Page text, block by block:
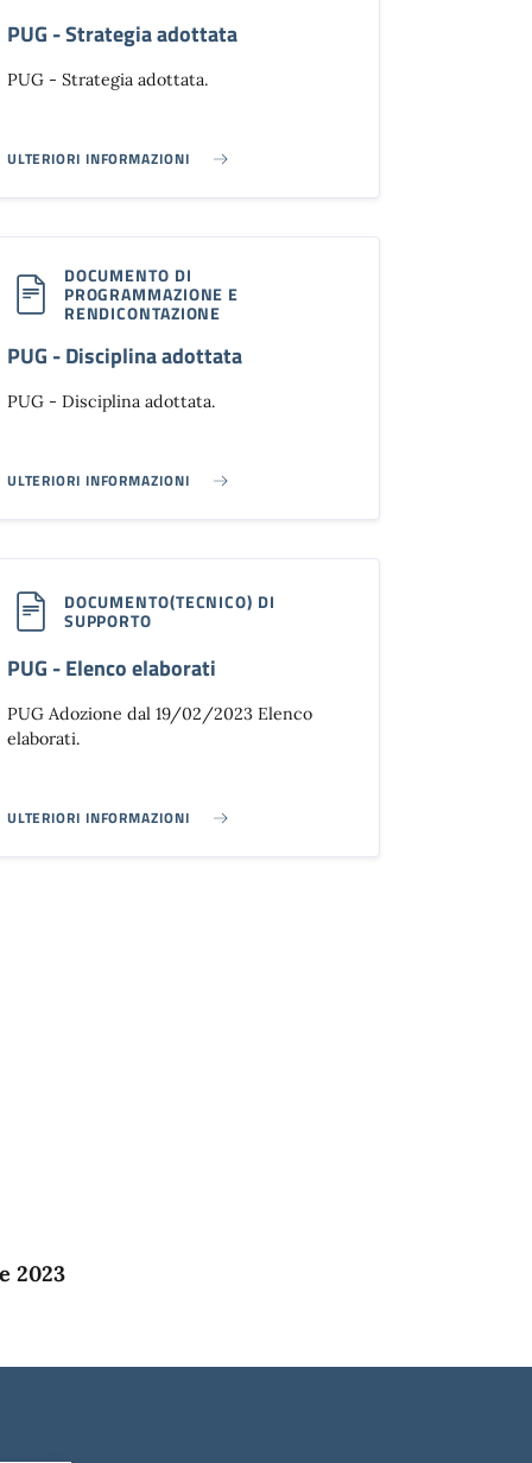
PUG - Strategia adottata
PUG - Strategia adottata.
ULTERIORI INFORMAZIONI
PUG - STRATEGIA ADOTTATA}
DOCUMENTO DI
PROGRAMMAZIONE E
RENDICONTAZIONE
PUG - Disciplina adottata
PUG - Disciplina adottata.
ULTERIORI INFORMAZIONI
PUG - DISCIPLINA ADOTTATA}
DOCUMENTO(TECNICO) DI
SUPPORTO
PUG - Elenco elaborati
PUG Adozione dal 19/02/2023 Elenco
elaborati.
ULTERIORI INFORMAZIONI
PUG - ELENCO ELABORATI}
2023